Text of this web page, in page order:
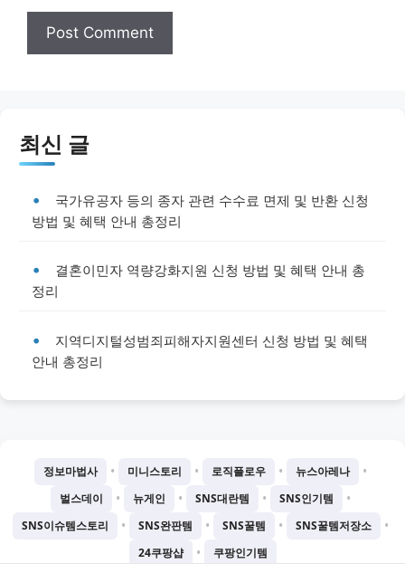
최신 글
국가유공자 등의 종자 관련 수수료 면제 및 반환 신청
방법 및 혜택 안내 총정리
결혼이민자 역량강화지원 신청 방법 및 혜택 안내 총
정리
지역디지털성범죄피해자지원센터 신청 방법 및 혜택
안내 총정리
정보마법사 • 미니스토리 • 로직플로우 • 뉴스아레나 •
벌스데이 • 뉴게인 • SNS대란템 • SNS인기템 •
SNS이슈템스토리 • SNS완판템 • SNS꿀템 • SNS꿀템저장소 •
24쿠팡샵 • 쿠팡인기템